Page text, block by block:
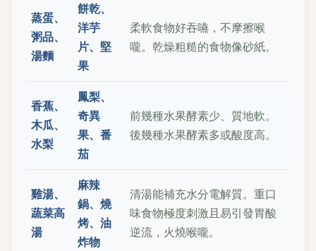
蒸蛋、
粥品、
湯麵
餅乾、
洋芋
片、堅
果
柔軟食物好吞嚥，不摩擦喉
嚨。乾燥粗糙的食物像砂紙。
香蕉、
木瓜、
水梨
鳳梨、
奇異
果、番
茄
前幾種水果酵素少、質地軟。
後幾種水果酵素多或酸度高。
雞湯、
蔬菜高
湯
麻辣
鍋、燒
烤、油
炸物
清湯能補充水分電解質。重口
味食物極度刺激且易引發胃酸
逆流，火燒喉嚨。